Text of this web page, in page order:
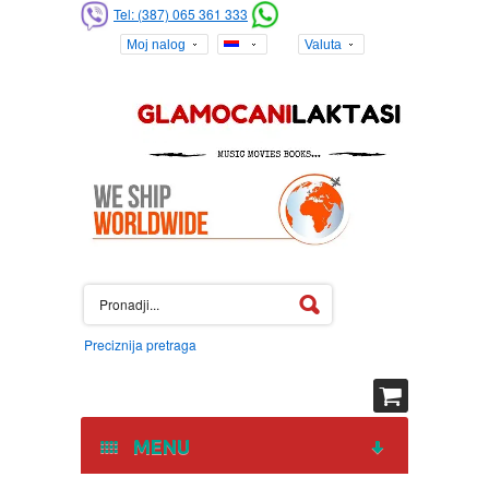
Tel: (387) 065 361 333
Moj nalog Valuta
Preciznija pretraga
MENU